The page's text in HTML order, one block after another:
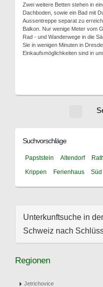
Zwei weitere Betten stehen in
Dachboden, sowie ein Bad mit
Aussentreppe separat zu
Balkon. Nur wenige Meter vom
Rad - und Wanderwege in die
Sie in wenigen Minuten in
Einkaufsmöglichkeiten sind in
Suchvorschläge
Papststein Altendorf
Krippen
Ferienhaus Süd
Unterkunftsuche in
Schweiz nach
Regionen
Jetrichovice